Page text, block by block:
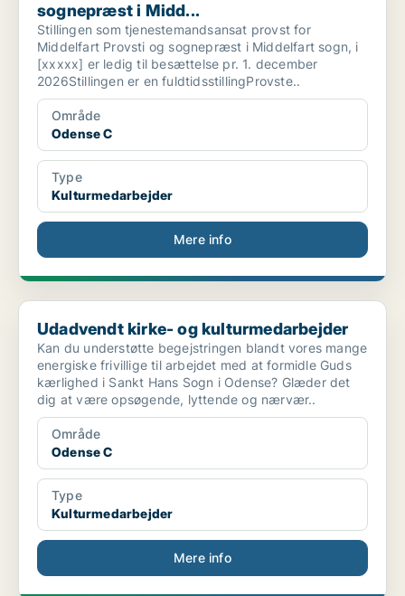
sognepræst i Midd...
Stillingen som tjenestemandsansat provst for
Middelfart Provsti og sognepræst i Middelfart sogn, i
[xxxxx] er ledig til besættelse pr. 1. december
2026Stillingen er en fuldtidsstillingProvste..
Område
Odense C
Type
Kulturmedarbejder
Mere info
Udadvendt kirke- og kulturmedarbejder
Udadvendt kirke- og kulturmedarbejder
Kan du understøtte begejstringen blandt vores mange
energiske frivillige til arbejdet med at formidle Guds
kærlighed i Sankt Hans Sogn i Odense? Glæder det
dig at være opsøgende, lyttende og nærvær..
Område
Odense C
Type
Kulturmedarbejder
Mere info